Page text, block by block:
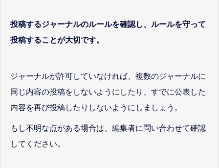
投稿するジャーナルのルールを確認し、ルールを守って
投稿することが大切です。
ジャーナルが許可していなければ、複数のジャーナルに
同じ内容の投稿をしないようにしたり、すでに公表した
内容を再び投稿したりしないようにしましょう。
もし不明な点がある場合は、編集者に問い合わせて確認
してください。